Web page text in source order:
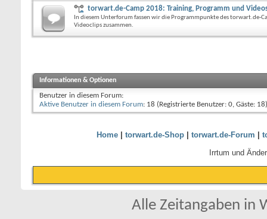
torwart.de-Camp 2018: Training, Programm und
In diesem Unterforum fassen wir die Programmpunkte des torwart.de-
Videoclips zusammen.
Informationen & Optionen
Benutzer in diesem Forum:
Aktive Benutzer in diesem Forum: 18 (Registrierte Benutzer: 0, Gäste: 18)
Home| torwart.de-Shop| torwart.de-Forum
Irrtum und
Alle Zeitangaben in